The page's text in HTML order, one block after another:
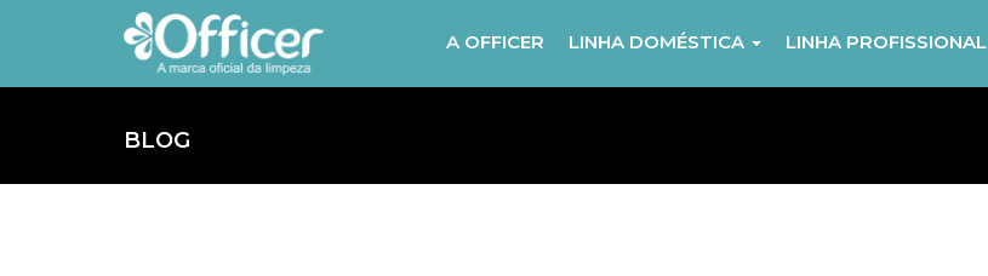
A OFFICER LINHA DOMÉSTICA LINHA PROFISSIONAL
BLOG